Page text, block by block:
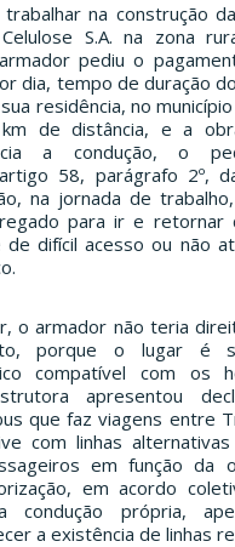
na construção
S.A. na zona
pediu o
dia, tempo de duração
residência, no
de distância, e a
a condução, o
58, parágrafo 2º,
na jornada de
para ir e retornar
de difícil acesso ou não
o armador não teria
porque o lugar é
compatível com os
apresentou
que faz viagens entre
com linhas
em função da
em acordo
condução própria,
a existência de linhas